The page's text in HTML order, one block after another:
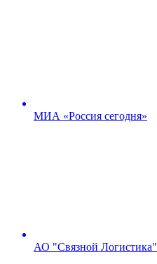
МИА «Россия сегодня»
АО "Связной Логистика"